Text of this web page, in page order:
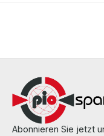
Abonnieren Sie jetzt